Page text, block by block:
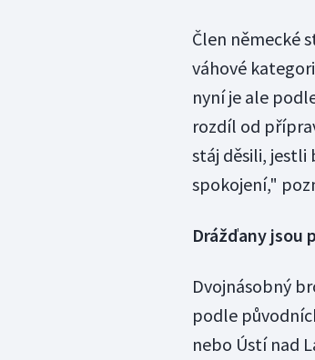
Člen německé
váhové
nyní je ale
rozdíl od
stáj děsili, jestli
spokojení,"
Drážďany jsou
Dvojnásobný
podle
nebo Ústí nad